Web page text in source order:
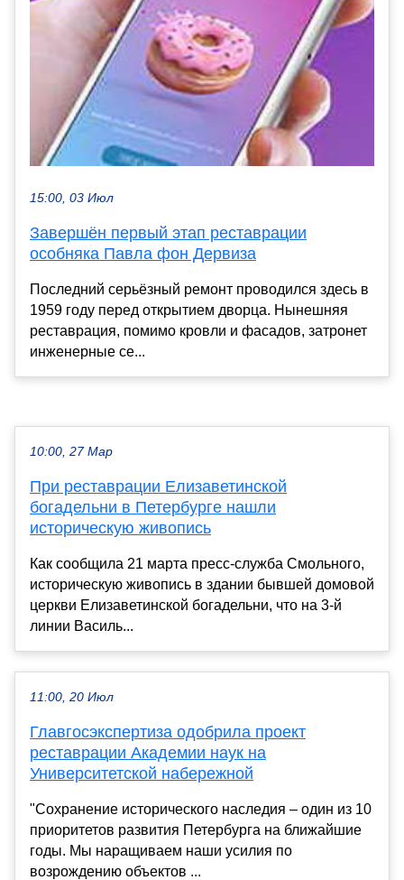
15:00, 03 Июл
Завершён первый этап реставрации
особняка Павла фон Дервиза
Последний серьёзный ремонт проводился здесь в
1959 году перед открытием дворца. Нынешняя
реставрация, помимо кровли и фасадов, затронет
инженерные се...
10:00, 27 Мар
При реставрации Елизаветинской
богадельни в Петербурге нашли
историческую живопись
Как сообщила 21 марта пресс-служба Смольного,
историческую живопись в здании бывшей домовой
церкви Елизаветинской богадельни, что на 3-й
линии Василь...
11:00, 20 Июл
Главгосэкспертиза одобрила проект
реставрации Академии наук на
Университетской набережной
"Сохранение исторического наследия – один из 10
приоритетов развития Петербурга на ближайшие
годы. Мы наращиваем наши усилия по
возрождению объектов ...